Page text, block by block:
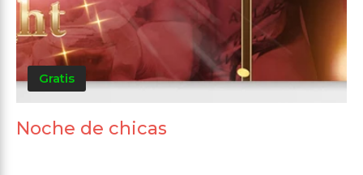
Gratis
Noche de chicas